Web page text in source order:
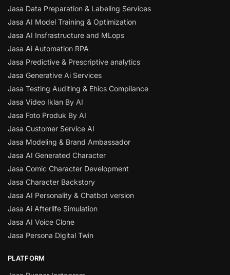
Jasa Data Preparation & Labeling Services
Jasa AI Model Training & Optimization
Jasa AI Insfrastructure and MLops
Jasa Ai Automation RPA
Jasa Predictive & Prescriptive analytics
Jasa Generative Ai Services
Jasa Testing Auditing & Ehics Compilance
Jasa Video Iklan By AI
Jasa Foto Produk By AI
Jasa Customer Service AI
Jasa Modeling & Brand Ambassador
Jasa AI Generated Character
Jasa Comic Character Development
Jasa Character Backstory
Jasa AI Personality & Chatbot version
Jasa Ai Afterlife Simulation
Jasa AI Voice Clone
Jasa Persona Digital Twin
PLATFORM